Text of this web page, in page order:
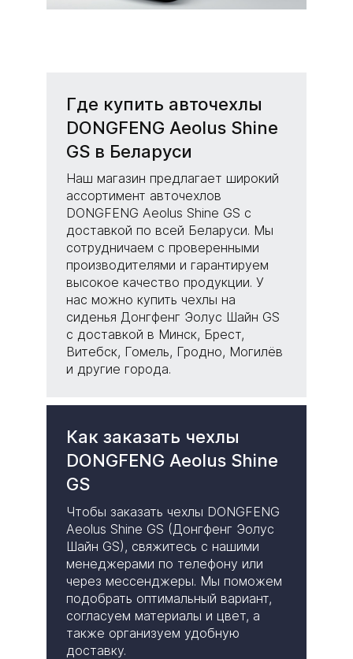
Где купить авточехлы
DONGFENG Aeolus Shine
GS в Беларуси
Наш магазин предлагает широкий
ассортимент авточехлов
DONGFENG Aeolus Shine GS с
доставкой по всей Беларуси. Мы
сотрудничаем с проверенными
производителями и гарантируем
высокое качество продукции. У
нас можно купить чехлы на
сиденья Донгфенг Эолус Шайн GS
с доставкой в Минск, Брест,
Витебск, Гомель, Гродно, Могилёв
и другие города.
Как заказать чехлы
DONGFENG Aeolus Shine
GS
Чтобы заказать чехлы DONGFENG
Aeolus Shine GS (Донгфенг Эолус
Шайн GS), свяжитесь с нашими
менеджерами по телефону или
через мессенджеры. Мы поможем
подобрать оптимальный вариант,
согласуем материалы и цвет, а
также организуем удобную
доставку.